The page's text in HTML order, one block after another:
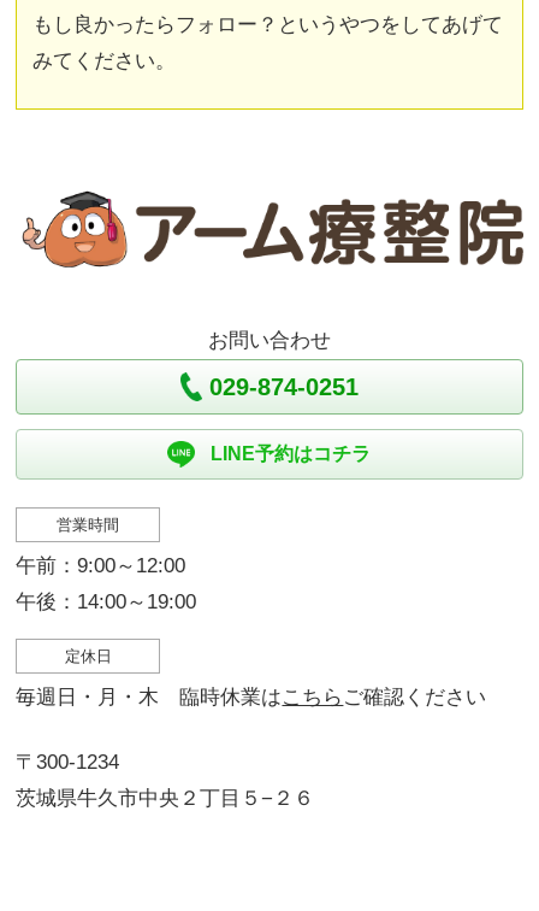
もし良かったらフォロー？というやつをしてあげて
みてください。
お問い合わせ
029-874-0251
LINE予約はコチラ
営業時間
午前：9:00～12:00
午後：14:00～19:00
定休日
毎週日・月・木 臨時休業はこちら ご確認ください
〒300-1234
茨城県牛久市中央２丁目５−２６